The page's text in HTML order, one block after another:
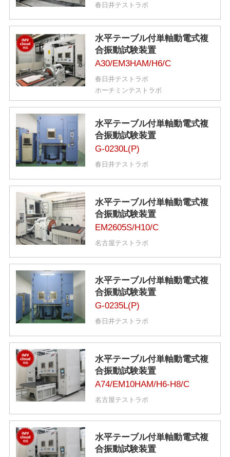
春日井テストラボ
水平テーブル付単軸動電式複
合振動試験装置
A30/EM3HAM/H6/C
春日井テストラボ
ホーチミンテストラボ
水平テーブル付単軸動電式複
合振動試験装置
G-0230L(P)
春日井テストラボ
水平テーブル付単軸動電式複
合振動試験装置
EM2605S/H10/C
名古屋テストラボ
水平テーブル付単軸動電式複
合振動試験装置
G-0235L(P)
春日井テストラボ
水平テーブル付単軸動電式複
合振動試験装置
A74/EM10HAM/H6-H8/C
名古屋テストラボ
水平テーブル付単軸動電式複
合振動試験装置